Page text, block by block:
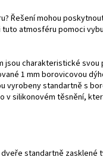
Řešení mohou
atmosféru pomoci
jsou charakteristické svou
1 mm borovicovou
vyrobeny standartně s
v silikonovém těsnění,
standartně zasklené